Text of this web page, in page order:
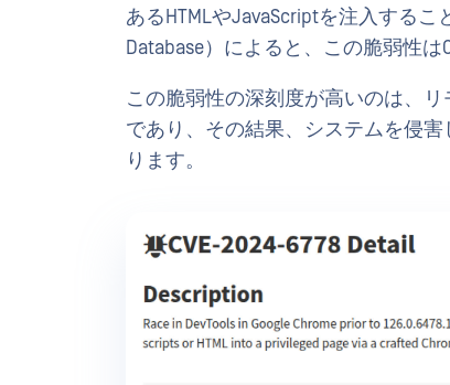
あるHTMLやJavaScriptを注入する
Database）によると、この脆弱性
この脆弱性の深刻度が高いのは、
であり、その結果、システムを侵
ります。